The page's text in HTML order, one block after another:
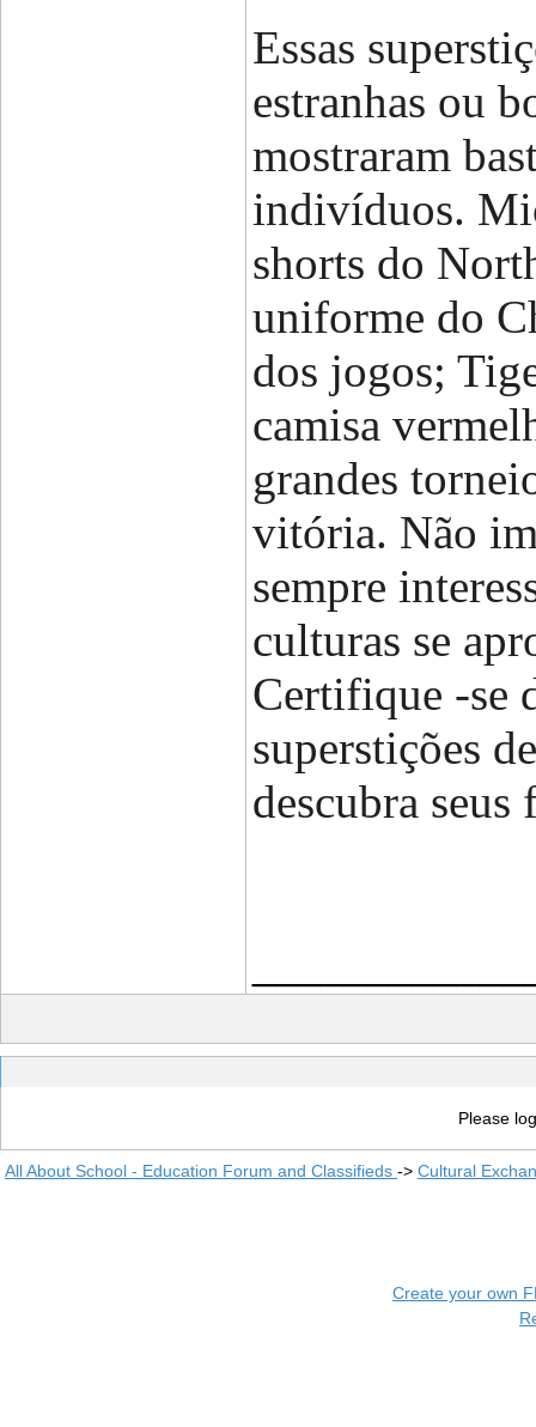
Essas
estranhas ou
mostraram
indivíduos.
shorts do
uniforme do
dos jogos;
camisa
grandes
vitória. Não
sempre
culturas se
Certifique -se
superstições
descubra
Please
All About School - Education Forum and Classifieds -> Cultural
Create your own